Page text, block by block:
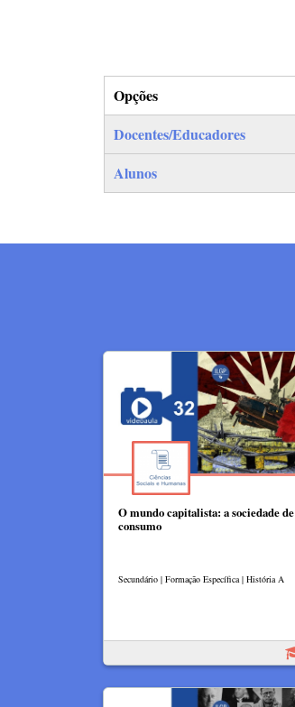
Opções
(separador ativo)
Docentes/Educadores
Alunos
O mundo capitalista: a sociedade de
consumo
Secundário | Formação Específica | História A